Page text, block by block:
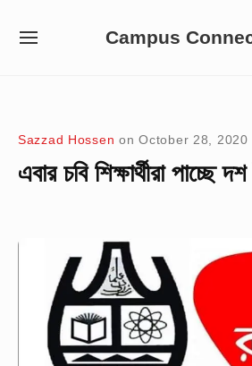
Campus
SITE
Sazzad Hossen on October 28, 2020
এবার চবি শিক্ষার্থীরা পাচ্ছে